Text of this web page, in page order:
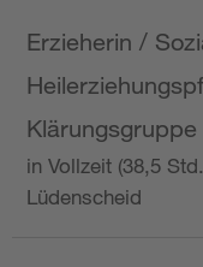
Erzieherin /
Klärungsgruppe
in Vollzeit (38,5
Lüdenscheid